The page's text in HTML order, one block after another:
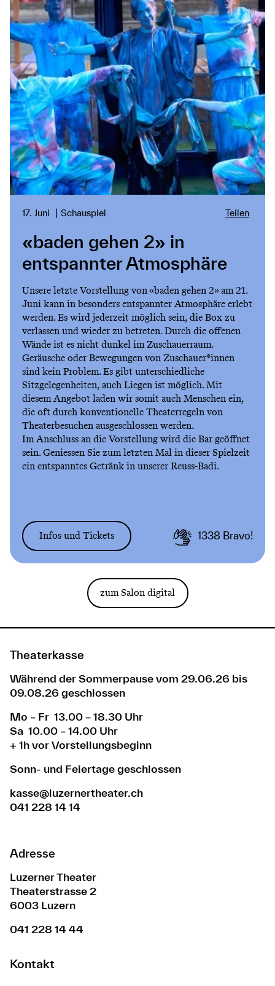
17. Juni Schauspiel Teilen
«baden gehen 2» in
entspannter Atmosphäre
Unsere letzte Vorstellung von «baden gehen 2» am 21.
Juni kann in besonders entspannter Atmosphäre erlebt
werden. Es wird jederzeit möglich sein, die Box zu
verlassen und wieder zu betreten. Durch die offenen
Wände ist es nicht dunkel im Zuschauerraum.
Geräusche oder Bewegungen von Zuschauer*innen
sind kein Problem. Es gibt unterschiedliche
Sitzgelegenheiten, auch Liegen ist möglich. Mit
diesem Angebot laden wir somit auch Menschen ein,
die oft durch konventionelle Theaterregeln von
Theaterbesuchen ausgeschlossen werden.
Im Anschluss an die Vorstellung wird die Bar geöffnet
sein. Geniessen Sie zum letzten Mal in dieser Spielzeit
ein entspanntes Getränk in unserer Reuss-Badi.
Infos und Tickets 1338 Bravo!
zum Salon digital
Theaterkasse
Während der Sommerpause vom 29.06.26 bis
09.08.26 geschlossen
Mo – Fr 13.00 – 18.30 Uhr
Sa 10.00 – 14.00 Uhr
+ 1h vor Vorstellungsbeginn
Sonn- und Feiertage geschlossen
kasse@luzernertheater.ch
041 228 14 14
Adresse
Luzerner Theater
Theaterstrasse 2
6003 Luzern
041 228 14 44
Kontakt